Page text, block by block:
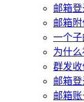
邮箱登
邮箱附
一个子
为什
群发收
邮箱登
邮箱账